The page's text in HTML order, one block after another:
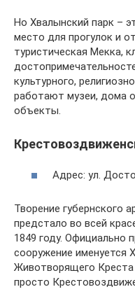
Но Хвалынский парк –
место для прогулок и
туристическая Мекка,
культурного,
работают музеи, дома
объекты.
Адрес: ул.
Творение губернского
предстало во всей
1849 году. Официально
сооружение именуется
Животворящего Креста
просто